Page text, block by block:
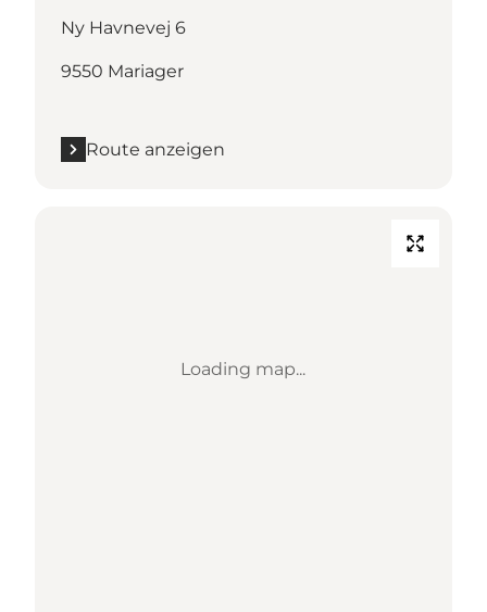
Ny Havnevej 6
9550 Mariager
Route anzeigen
Loading map...